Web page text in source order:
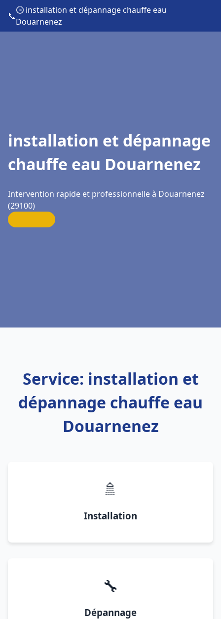
📞
🕒 installation et dépannage chauffe eau
Douarnenez
installation et dépannage
chauffe eau Douarnenez
Intervention rapide et professionnelle à Douarnenez
(29100)
Service: installation et
dépannage chauffe eau
Douarnenez
🚿
Installation
🔧
Dépannage